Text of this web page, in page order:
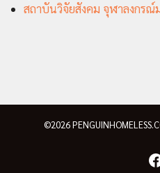
สถาบันวิจัยสังคม จุฬาลงกรณ์
©2026